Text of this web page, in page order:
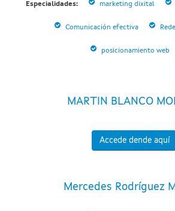
Especialidades: marketing dixital
Comunicación efectiva
posicionamiento web
MARTIN BLANCO
Accede dende aquí
Mercedes Rodríguez